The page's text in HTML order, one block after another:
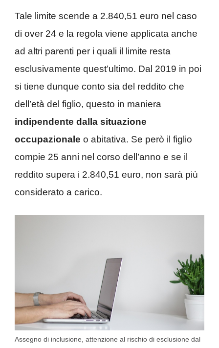
Tale limite scende a 2.840,51 euro nel caso
di over 24 e la regola viene applicata anche
ad altri parenti per i quali il limite resta
esclusivamente quest’ultimo. Dal 2019 in poi
si tiene dunque conto sia del reddito che
dell’età del figlio, questo in maniera
indipendente dalla situazione
occupazionale o abitativa. Se però il figlio
compie 25 anni nel corso dell’anno e se il
reddito supera i 2.840,51 euro, non sarà più
considerato a carico.
Assegno di inclusione, attenzione al rischio di esclusione dal